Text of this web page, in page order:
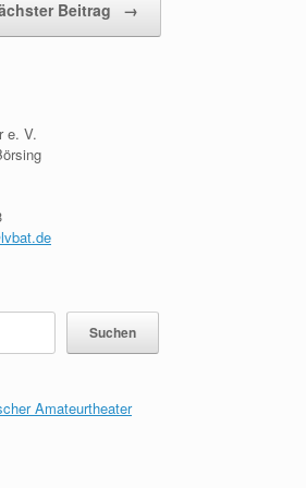
Beitrag →
e. V.
Suchen
Amateurtheater